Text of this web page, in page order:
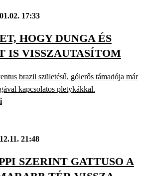
17:33
HOGY DUNGA ÉS
IS VISSZAUTASÍTOM
brazil születésű, gólerős támadója már
kapcsolatos pletykákkal.
21:48
SZERINT GATTUSO A